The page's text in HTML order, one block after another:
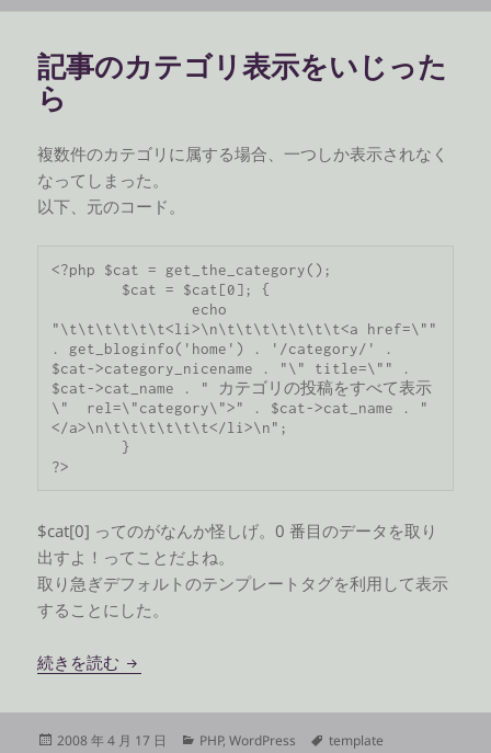
記事のカテゴリ表示をいじった
ら
複数件のカテゴリに属する場合、一つしか表示されなく
なってしまった。
以下、元のコード。
<?php $cat = get_the_category();
		echo
"\t\t\t\t\t\t<li>\n\t\t\t\t\t\t\t<a href=\""
. get_bloginfo('home') . '/category/' .
$cat->category_nicename . "\" title=\"" .
$cat->cat_name . " カテゴリの投稿をすべて表示
\"  rel=\"category\">" . $cat->cat_name . "
</a>\n\t\t\t\t\t\t</li>\n";
?>
$cat[0] ってのがなんか怪しげ。0 番目のデータを取り
出すよ！ってことだよね。
取り急ぎデフォルトのテンプレートタグを利用して表示
することにした。
続きを読む 記事のカテゴリ表示をいじったら
投
2008 年 4 月 17 日
カ
PHP,WordPress
タ
template